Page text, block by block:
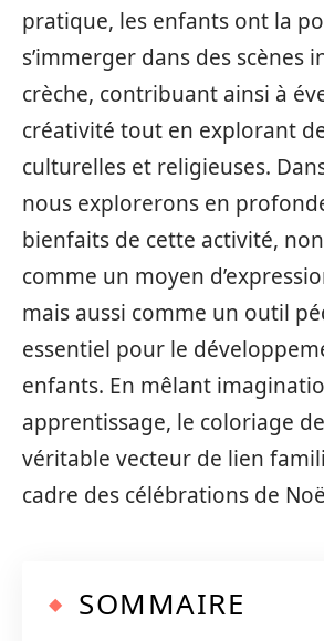
pratique, les enfants ont la
s’immerger dans des scènes
crèche, contribuant ainsi à
créativité tout en explorant
culturelles et religieuses.
nous explorerons en
bienfaits de cette activité,
comme un moyen
mais aussi comme un outil
essentiel pour le
enfants. En mêlant
apprentissage, le coloriage
véritable vecteur de lien
cadre des célébrations de
SOMMAIRE